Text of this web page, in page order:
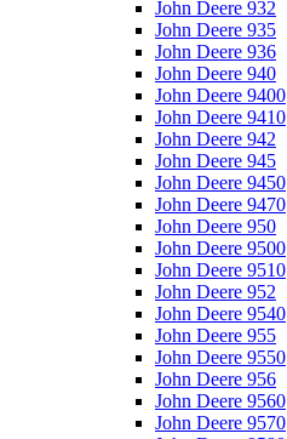
John Deere 932
John Deere 935
John Deere 936
John Deere 940
John Deere 9400
John Deere 9410
John Deere 942
John Deere 945
John Deere 9450
John Deere 9470
John Deere 950
John Deere 9500
John Deere 9510
John Deere 952
John Deere 9540
John Deere 955
John Deere 9550
John Deere 956
John Deere 9560
John Deere 9570